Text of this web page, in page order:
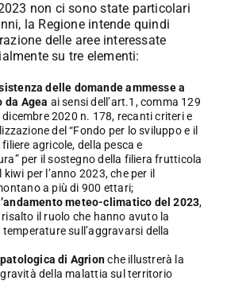
non ci sono state particolari
la Regione intende quindi
delle aree interessate
su tre elementi:
delle domande ammesse a
da Agea ai sensi dell’art.1, comma 129
dicembre 2020 n. 178, recanti criteri e
del “Fondo per lo sviluppo e il
agricole, della pesca e
per il sostegno della filiera frutticola
kiwi per l’anno 2023, che per il
a più di 900 ettari;
meteo-climatico del 2023,
il ruolo che hanno avuto la
sull’aggravarsi della
di Agrionche illustrerà la
della malattia sul territorio